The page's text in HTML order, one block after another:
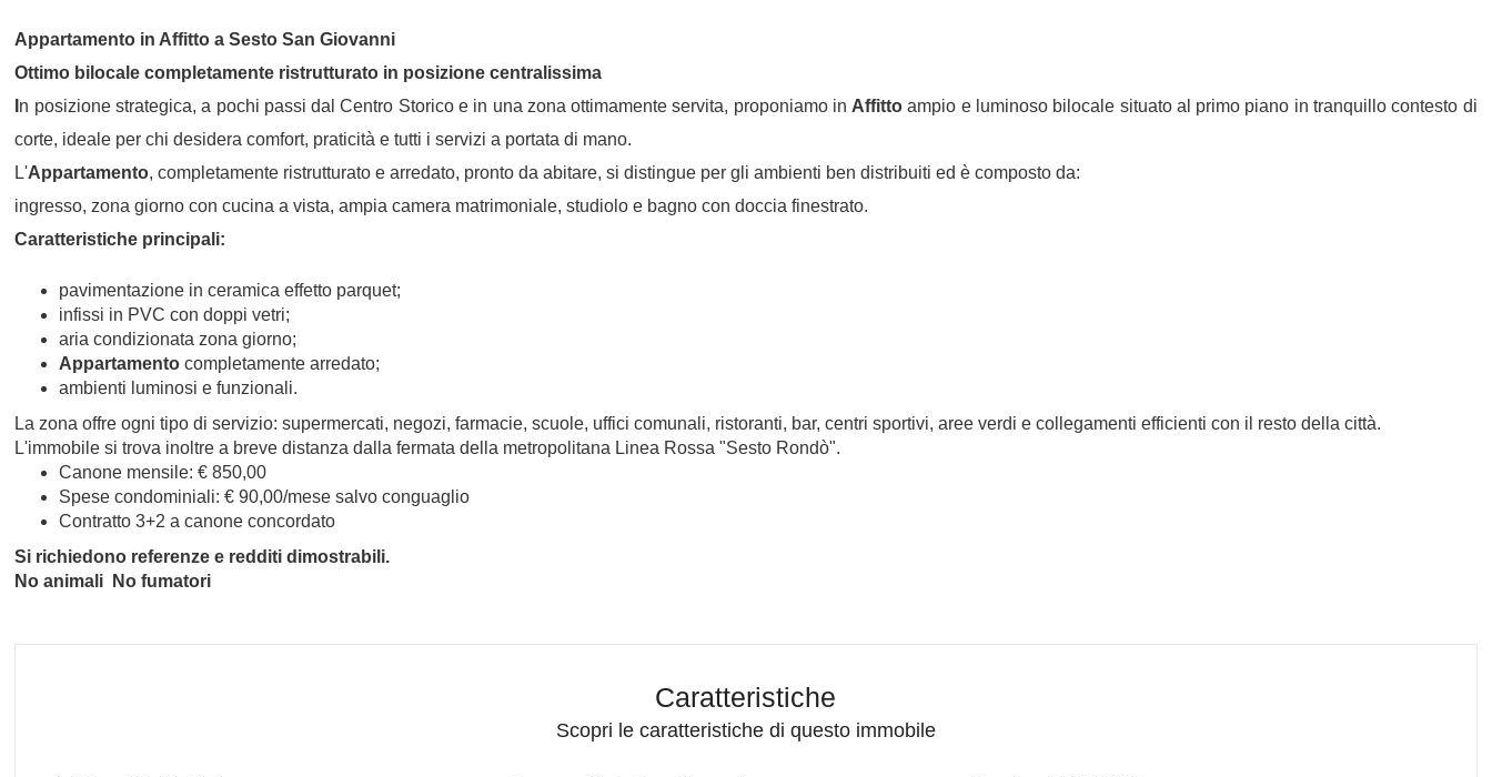
Appartamento in Affitto aSesto San Giovanni
Ottimo bilocale completamente ristrutturato in posizione centralissima
n posizione strategica, a pochi passi dal Centro Storico e in una zona ottimamente servita, proponiamo in Affitto ampio e luminoso bilocale situato al primo piano in tranquillo contesto di
corte, ideale per chi desidera comfort, praticità e tutti i servizi a portata di mano.
L'Appartamento, completamente ristrutturato e arredato, pronto da abitare, si distingue per gli ambienti ben distribuiti ed è composto da:
ingresso, zona giorno con cucina a vista, ampia camera matrimoniale, studiolo e bagno con doccia finestrato.
Caratteristiche principali:
pavimentazione in ceramica effetto parquet;
infissi in PVC con doppi vetri;
aria condizionata zona giorno;
Appartamento completamente arredato;
ambienti luminosi e funzionali.
La zona offre ogni tipo di servizio: supermercati, negozi, farmacie, scuole, uffici comunali, ristoranti, bar, centri sportivi, aree verdi e collegamenti efficienti con il resto della città.
L'immobile si trova inoltre a breve distanza dalla fermata della metropolitana Linea Rossa "Sesto Rondò".
Canone mensile: € 850,00
Spese condominiali: € 90,00/mese salvo conguaglio
Contratto 3+2 a canone concordato
Si richiedono referenze e redditi dimostrabili.
No animali  No fumatori
Caratteristiche
Scopri le caratteristiche di questo immobile